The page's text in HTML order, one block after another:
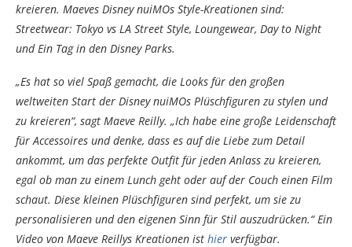
kreieren. Maeves Disney nuiMOs Style-Kreationen sind:
Streetwear: Tokyo vs LA Street Style, Loungewear, Day to Night
und Ein Tag in den Disney Parks.
„Es hat so viel Spaß gemacht, die Looks für den großen
weltweiten Start der Disney nuiMOs Plüschfiguren zu stylen und
zu kreieren“, sagt Maeve Reilly. „Ich habe eine große Leidenschaft
für Accessoires und denke, dass es auf die Liebe zum Detail
ankommt, um das perfekte Outfit für jeden Anlass zu kreieren,
egal ob man zu einem Lunch geht oder auf der Couch einen Film
schaut. Diese kleinen Plüschfiguren sind perfekt, um sie zu
personalisieren und den eigenen Sinn für Stil auszudrücken.“ Ein
Video von Maeve Reillys Kreationen ist hier verfügbar.